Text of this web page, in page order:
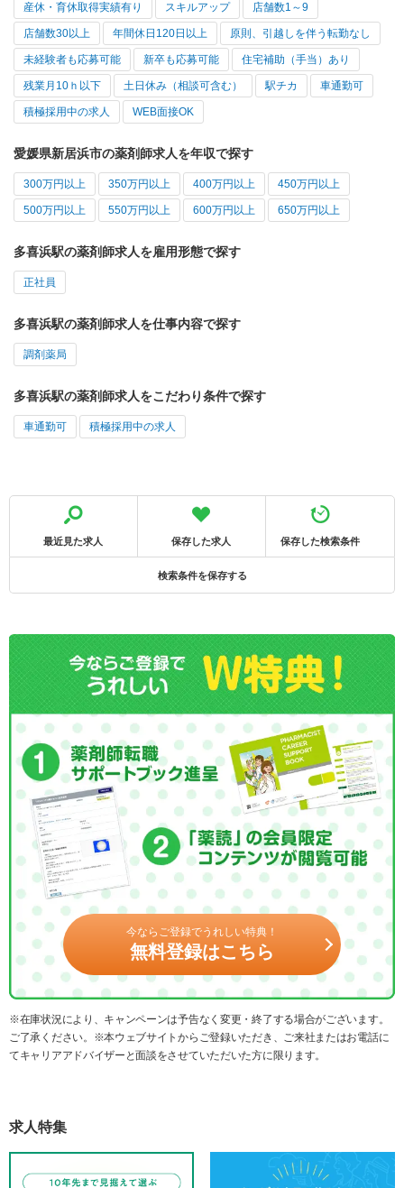
産休・育休取得実績有り スキルアップ 店舗数1～9
店舗数30以上 年間休日120日以上 原則、引越しを伴う転勤なし
未経験者も応募可能 新卒も応募可能 住宅補助（手当）あり
残業月10ｈ以下 土日休み（相談可含む） 駅チカ 車通勤可
積極採用中の求人 WEB面接OK
愛媛県新居浜市の薬剤師求人を年収で探す
300万円以上 350万円以上 400万円以上 450万円以上
500万円以上 550万円以上 600万円以上 650万円以上
多喜浜駅の薬剤師求人を雇用形態で探す
正社員
多喜浜駅の薬剤師求人を仕事内容で探す
調剤薬局
多喜浜駅の薬剤師求人をこだわり条件で探す
車通勤可 積極採用中の求人
最近見た求人 保存した求人 保存した検索条件
検索条件を保存する
今ならご登録でうれしい特典！
無料登録はこちら
※在庫状況により、キャンペーンは予告なく変更・終了する場合がございます。
ご了承ください。※本ウェブサイトからご登録いただき、ご来社またはお電話に
てキャリアアドバイザーと面談をさせていただいた方に限ります。
求人特集